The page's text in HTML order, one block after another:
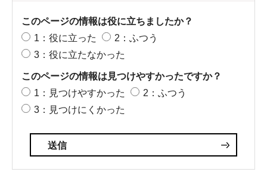
このページの情報は役に立ちましたか？
1：役に立った
2：ふつう
3：役に立たなかった
このページの情報は見つけやすかったですか？
1：見つけやすかった
2：ふつう
3：見つけにくかった